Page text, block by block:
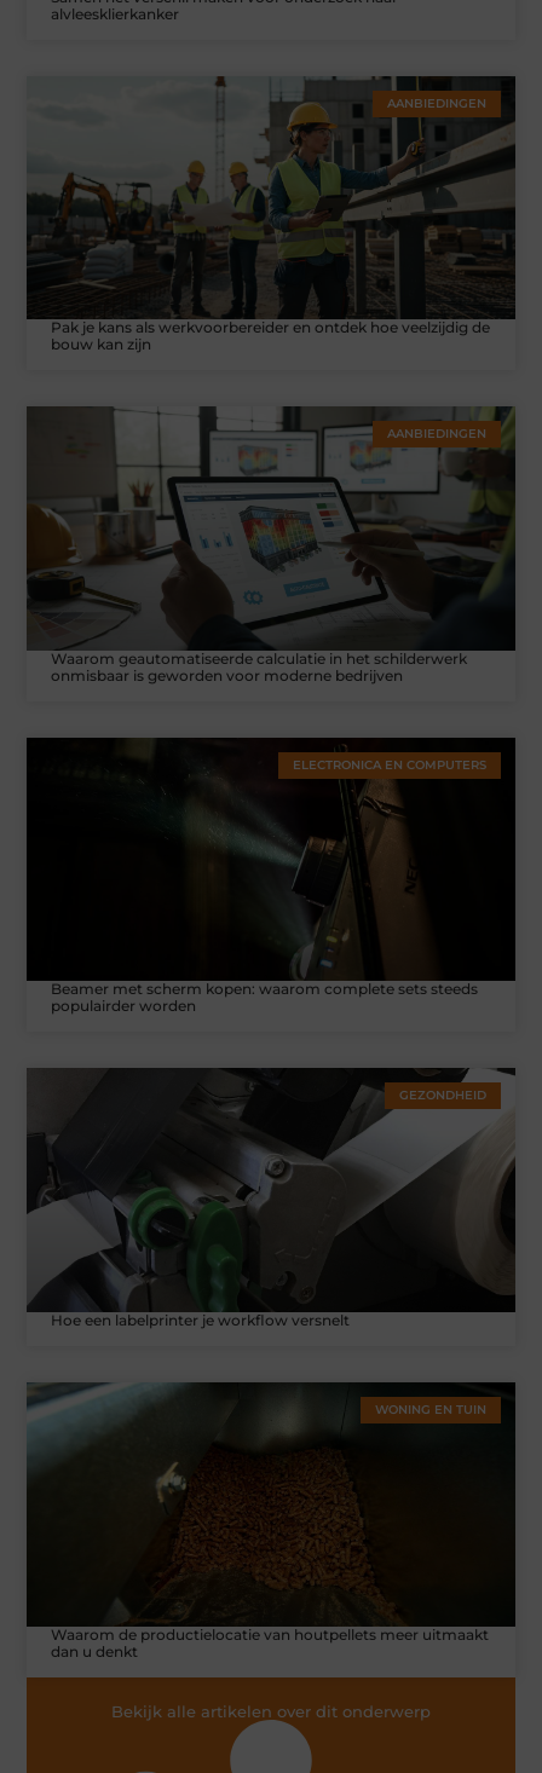
alvleesklierkanker
AANBIEDINGEN
Pak je kans als werkvoorbereider en ontdek hoe veelzijdig de
bouw kan zijn
AANBIEDINGEN
Waarom geautomatiseerde calculatie in het schilderwerk
onmisbaar is geworden voor moderne bedrijven
ELECTRONICA EN COMPUTERS
Beamer met scherm kopen: waarom complete sets steeds
populairder worden
GEZONDHEID
Hoe een labelprinter je workflow versnelt
WONING EN TUIN
Waarom de productielocatie van houtpellets meer uitmaakt
dan u denkt
Bekijk alle artikelen over dit onderwerp